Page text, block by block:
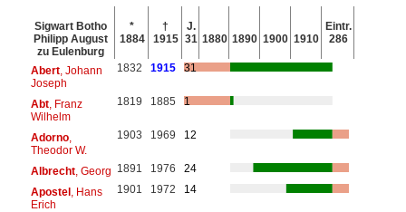
Sigwart Botho
Philipp August
zu Eulenburg
*
1884
†
1915
J.
31 1880 1890 1900 1910
Eintr.
286
Abert, Johann
Joseph
1832 1915 31
Abt, Franz
Wilhelm
1819 1885 1
Adorno,
Theodor W.
1903 1969 12
Albrecht, Georg 1891 1976
24
Apostel, Hans
Erich
1901 1972 14